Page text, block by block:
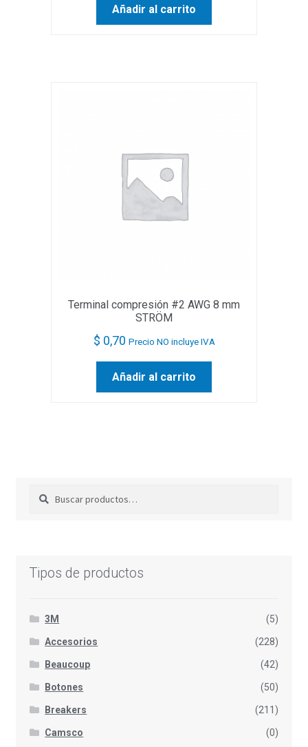
Añadir al carrito
Terminal compresión #2 AWG 8 mm
STRÖM
$ 0,70 Precio NO incluye IVA
Añadir al carrito
Buscar
Buscar
Tipos de productos
3M (5)
Accesorios (228)
Beaucoup (42)
Botones (50)
Breakers (211)
Camsco (0)